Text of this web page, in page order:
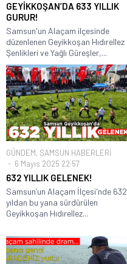
GEYİKKOŞAN’DA 633 YILLIK
GURUR!
Samsun'un Alaçam ilçesinde
düzenlenen Geyikkoşan Hıdırellez
Şenlikleri ve Yağlı Güreşler,...
GÜNDEM, SAMSUN HABERLERİ
6 Mayıs 2025 22:57
632 YILLIK GELENEK!
Samsun’un Alaçam İlçesi'nde 632
yıldan bu yana sürdürülen
Geyikkoşan Hıdırellez...